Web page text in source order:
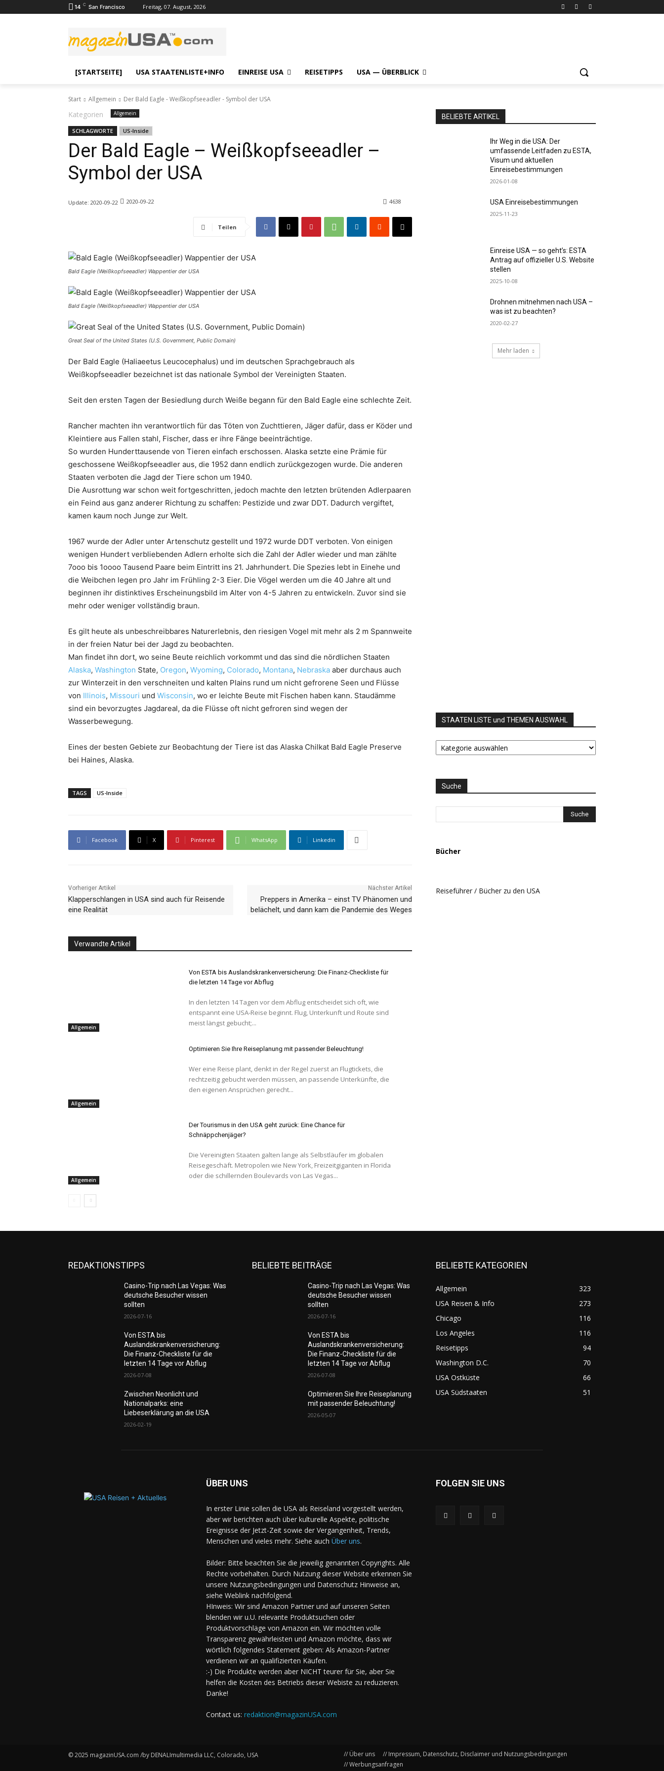
14 C San Francisco Freitag, 07. August, 2026
[STARTSEITE] USA STAATENLISTE+INFO EINREISE USA REISETIPPS USA — ÜBERBLICK
Start Allgemein Der Bald Eagle - Weißkopfseeadler - Symbol der USA
Kategorien Allgemein
SCHLAGWORTE US-Inside
Der Bald Eagle – Weißkopfseeadler –
Symbol der USA
Update: 2020-09-22 2020-09-22 4638
Teilen
Bald Eagle (Weißkopfseeadler) Wappentier der USA
Bald Eagle (Weißkopfseeadler) Wappentier der USA
Great Seal of the United States (U.S. Government, Public Domain)
Der Bald Eagle (Haliaeetus Leucocephalus) und im deutschen Sprachgebrauch als
Weißkopfseeadler bezeichnet ist das nationale Symbol der Vereinigten Staaten.
Seit den ersten Tagen der Besiedlung durch Weiße begann für den Bald Eagle eine schlechte Zeit.
Rancher machten ihn verantwortlich für das Töten von Zuchttieren, Jäger dafür, dass er Köder und
Kleintiere aus Fallen stahl, Fischer, dass er ihre Fänge beeinträchtige.
So wurden Hunderttausende von Tieren einfach erschossen. Alaska setzte eine Prämie für
geschossene Weißkopfseeadler aus, die 1952 dann endlich zurückgezogen wurde. Die anderen
Staaten verboten die Jagd der Tiere schon um 1940.
Die Ausrottung war schon weit fortgeschritten, jedoch machte den letzten brütenden Adlerpaaren
ein Feind aus ganz anderer Richtung zu schaffen: Pestizide und zwar DDT. Dadurch vergiftet,
kamen kaum noch Junge zur Welt.
1967 wurde der Adler unter Artenschutz gestellt und 1972 wurde DDT verboten. Von einigen
wenigen Hundert verbliebenden Adlern erholte sich die Zahl der Adler wieder und man zählte
7ooo bis 1oooo Tausend Paare beim Eintritt ins 21. Jahrhundert. Die Spezies lebt in Einehe und
die Weibchen legen pro Jahr im Frühling 2-3 Eier. Die Vögel werden um die 40 Jahre alt und
beginnen ihr distinktives Erscheinungsbild im Alter von 4-5 Jahren zu entwickeln. Zuvor sind sie
mehr oder weniger vollständig braun.
Es gilt heute als unbeschreibbares Naturerlebnis, den riesigen Vogel mit mehr als 2 m Spannweite
in der freien Natur bei der Jagd zu beobachten.
Man findet ihn dort, wo seine Beute reichlich vorkommt und das sind die nördlichen Staaten
Alaska, Washington State, Oregon, Wyoming, Colorado, Montana, Nebraska aber durchaus auch
zur Winterzeit in den verschneiten und kalten Plains rund um nicht gefrorene Seen und Flüsse
von Illinois, Missouri und Wisconsin, wo er leichte Beute mit Fischen haben kann. Staudämme
sind ein bevorzugtes Jagdareal, da die Flüsse oft nicht gefroren sind wegen der
Wasserbewegung.
Eines der besten Gebiete zur Beobachtung der Tiere ist das Alaska Chilkat Bald Eagle Preserve
bei Haines, Alaska.
TAGS US-Inside
Facebook X Pinterest WhatsApp Linkedin
Vorheriger Artikel
Klapperschlangen in USA sind auch für Reisende
eine Realität
Nächster Artikel
Preppers in Amerika – einst TV Phänomen und
belächelt, und dann kam die Pandemie des Weges
Verwandte Artikel
Allgemein
Von ESTA bis Auslandskrankenversicherung: Die Finanz-Checkliste für
die letzten 14 Tage vor Abflug
In den letzten 14 Tagen vor dem Abflug entscheidet sich oft, wie
entspannt eine USA-Reise beginnt. Flug, Unterkunft und Route sind
meist längst gebucht;...
Allgemein
Optimieren Sie Ihre Reiseplanung mit passender Beleuchtung!
Wer eine Reise plant, denkt in der Regel zuerst an Flugtickets, die
rechtzeitig gebucht werden müssen, an passende Unterkünfte, die
den eigenen Ansprüchen gerecht...
Allgemein
Der Tourismus in den USA geht zurück: Eine Chance für
Schnäppchenjäger?
Die Vereinigten Staaten galten lange als Selbstläufer im globalen
Reisegeschäft. Metropolen wie New York, Freizeitgiganten in Florida
oder die schillernden Boulevards von Las Vegas...
BELIEBTE ARTIKEL
Ihr Weg in die USA: Der
umfassende Leitfaden zu ESTA,
Visum und aktuellen
Einreisebestimmungen
2026-01-08
USA Einreisebestimmungen
2025-11-23
Einreise USA — so geht’s: ESTA
Antrag auf offizieller U.S. Website
stellen
2025-10-08
Drohnen mitnehmen nach USA –
was ist zu beachten?
2020-02-27
Mehr laden
STAATEN LISTE und THEMEN AUSWAHL
STAATEN
LISTE
AUSWAHL
Suche
Bücher
Reiseführer / Bücher zu den USA
REDAKTIONSTIPPS
Casino-Trip nach Las Vegas: Was
deutsche Besucher wissen
sollten
2026-07-16
Von ESTA bis
Auslandskrankenversicherung:
Die Finanz-Checkliste für die
letzten 14 Tage vor Abflug
2026-07-08
Zwischen Neonlicht und
Nationalparks: eine
Liebeserklärung an die USA
2026-02-19
BELIEBTE BEITRÄGE
Casino-Trip nach Las Vegas: Was
deutsche Besucher wissen
sollten
2026-07-16
Von ESTA bis
Auslandskrankenversicherung:
Die Finanz-Checkliste für die
letzten 14 Tage vor Abflug
2026-07-08
Optimieren Sie Ihre Reiseplanung
mit passender Beleuchtung!
2026-05-07
BELIEBTE KATEGORIEN
Allgemein
323
USA Reisen & Info
273
Chicago
116
Los Angeles
116
Reisetipps
94
Washington D.C.
70
USA Ostküste
66
USA Südstaaten
51
ÜBER UNS
In erster Linie sollen die USA als Reiseland vorgestellt werden,
aber wir berichten auch über kulturelle Aspekte, politische
Ereignisse der Jetzt-Zeit sowie der Vergangenheit, Trends,
Menschen und vieles mehr. Siehe auch Über uns.
Bilder: Bitte beachten Sie die jeweilig genannten Copyrights. Alle
Rechte vorbehalten. Durch Nutzung dieser Website erkennen Sie
unsere Nutzungsbedingungen und Datenschutz Hinweise an,
siehe Weblink nachfolgend.
HInweis: Wir sind Amazon Partner und auf unseren Seiten
blenden wir u.U. relevante Produktsuchen oder
Produktvorschläge von Amazon ein. Wir möchten volle
Transparenz gewährleisten und Amazon möchte, dass wir
wörtlich folgendes Statement geben: Als Amazon-Partner
verdienen wir an qualifizierten Käufen.
:-) Die Produkte werden aber NICHT teurer für Sie, aber Sie
helfen die Kosten des Betriebs dieser Webiste zu reduzieren.
Danke!
Contact us: redaktion@magazinUSA.com
FOLGEN SIE UNS
© 2025 magazinUSA.com /by DENALImultimedia LLC, Colorado, USA // Über uns
// Impressum, Datenschutz, Disclaimer und Nutzungsbedingungen
// Werbungsanfragen